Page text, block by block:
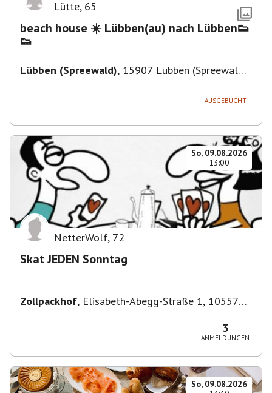
Lütte, 65
beach house ☀️ Lübben(au) nach Lübben👟
👟
Lübben (Spreewald), 15907 Lübben (Spreewald),
AUSGEBUCHT
So, 09.08.2026
13:00
NetterWolf, 72
Skat JEDEN Sonntag
Zollpackhof, Elisabeth-Abegg-Straße 1, 10557
3
ANMELDUNGEN
So, 09.08.2026